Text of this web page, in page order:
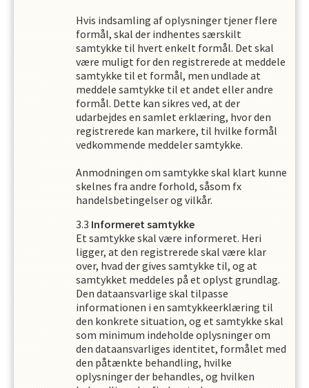
Hvis indsamling af oplysninger tjener flere
formål, skal der indhentes særskilt
samtykke til hvert enkelt formål. Det skal
være muligt for den registrerede at meddele
samtykke til et formål, men undlade at
meddele samtykke til et andet eller andre
formål. Dette kan sikres ved, at der
udarbejdes en samlet erklæring, hvor den
registrerede kan markere, til hvilke formål
vedkommende meddeler samtykke.
Anmodningen om samtykke skal klart kunne
skelnes fra andre forhold, såsom fx
handelsbetingelser og vilkår.
Informeret samtykke
Et samtykke skal være informeret. Heri
ligger, at den registrerede skal være klar
over, hvad der gives samtykke til, og at
samtykket meddeles på et oplyst grundlag.
Den dataansvarlige skal tilpasse
informationen i en samtykkeerklæring til
den konkrete situation, og et samtykke skal
som minimum indeholde oplysninger om
den dataansvarliges identitet, formålet med
den påtænkte behandling, hvilke
oplysninger der behandles, og hvilken